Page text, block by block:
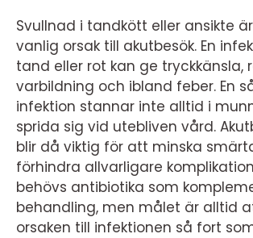
Svullnad i tandkött eller ansikte
vanlig orsak till akutbesök. En
tand eller rot kan ge tryckkänsla,
varbildning och ibland feber. En
infektion stannar inte alltid i
sprida sig vid utebliven vård.
blir då viktig för att minska
förhindra allvarligare
behövs antibiotika som
behandling, men målet är alltid
orsaken till infektionen så fort